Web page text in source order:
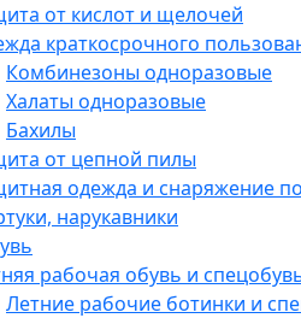
от кислот и щелочей
краткосрочного
Комбинезоны одноразовые
Халаты одноразовые
Бахилы
от цепной пилы
одежда и снаряжение
нарукавники
рабочая обувь и
Летние рабочие ботинки и